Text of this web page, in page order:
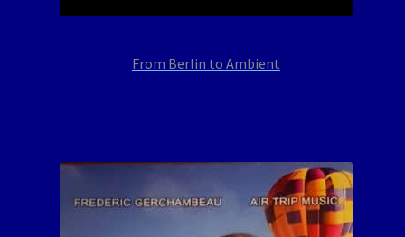
From Berlin to Ambient